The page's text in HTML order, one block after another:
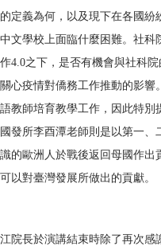
的定義為何，以及現下在各國
中文學校上面臨什麼困難。社科
作4.0之下，是否有機會與社科
關心疫情對僑務工作推動的影
語教師培育教學工作，因此特別
國發所李酉潭老師則是以第一
識的歐洲人於戰後返回母國作出
可以對臺灣發展所做出的貢獻。
江院長於演講結束時除了再次感